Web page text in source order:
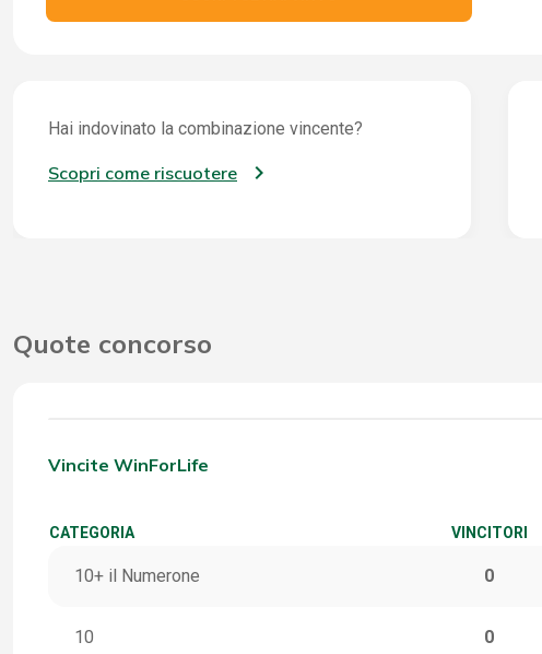
Hai indovinato la combinazione vincente?
Scopri come riscuotere
Quote concorso
Vincite WinForLife
CATEGORIA VINCITORI
10+ il Numerone 0
10 0